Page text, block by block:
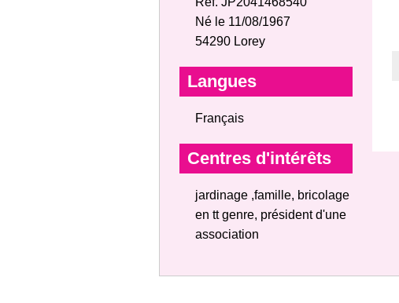
Né le 11/08/1967
54290 Lorey
Langues
Français
Centres d'intérêts
jardinage ,famille, bricolage
en tt genre, président d'une
association